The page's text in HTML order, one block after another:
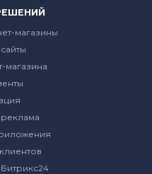
магазины
магазина